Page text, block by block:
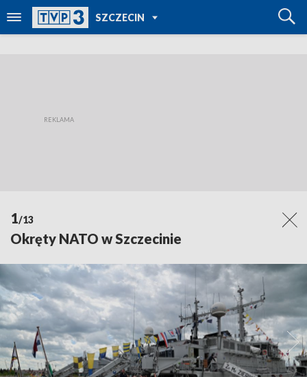
SZCZECIN
TVP REGIONY
1/13
Okręty NATO w Szczecinie